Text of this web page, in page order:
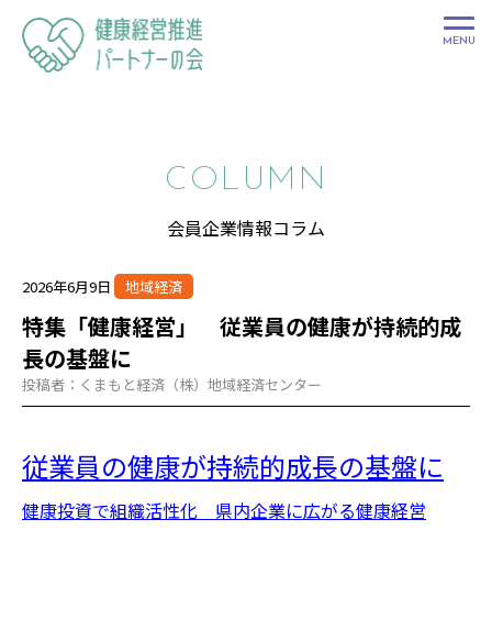
健康経営推進
COLUMN
会員企業情報コラム
2026年6月9日 地域経済
特集「健康経営」 従業員の健康が持続的成
長の基盤に
投稿者：くまもと経済（株）地域経済センター
従業員の健康が持続的成長の基盤に
健康投資で組織活性化 県内企業に広がる健康経営